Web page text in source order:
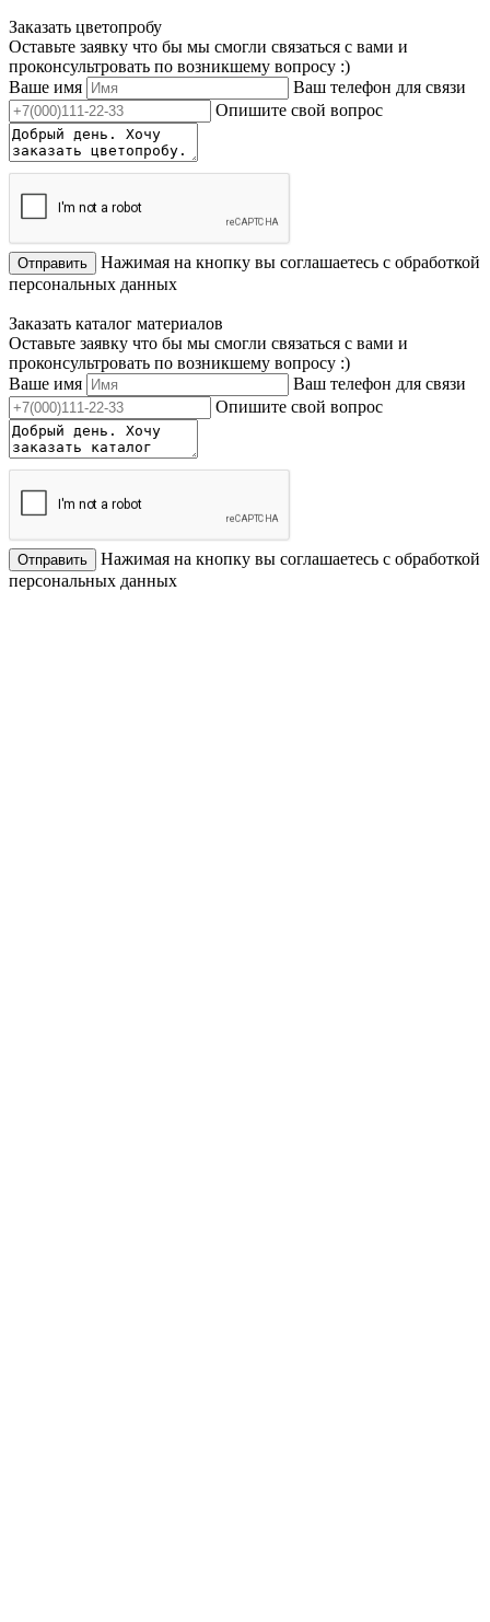
Заказать цветопробу
Оставьте заявку что бы мы смогли связаться с вами и
проконсультровать по возникшему вопросу :)
Ваше имя
Ваш телефон для связи
Опишите свой вопрос
Отправить
Нажимая на кнопку вы соглашаетесь с обработкой
персональных данных
Заказать каталог материалов
Оставьте заявку что бы мы смогли связаться с вами и
проконсультровать по возникшему вопросу :)
Ваше имя
Ваш телефон для связи
Опишите свой вопрос
Отправить
Нажимая на кнопку вы соглашаетесь с обработкой
персональных данных